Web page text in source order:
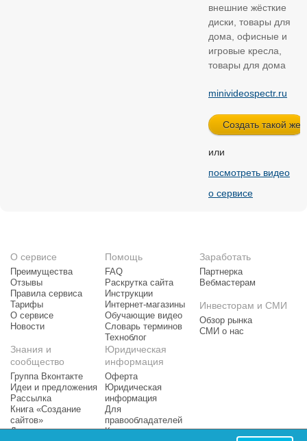
внешние жёсткие
диски, товары для
дома, офисные и
игровые кресла,
товары для дома
minivideospectr.ru
или
посмотреть видео
о сервисе
О сервисе
Преимущества
Отзывы
Правила сервиса
Тарифы
О сервисе
Новости
Помощь
FAQ
Раскрутка сайта
Инструкции
Интернет-магазины
Обучающие видео
Словарь терминов
Техноблог
Заработать
Партнерка
Вебмастерам
Инвесторам и СМИ
Обзор рынка
СМИ о нас
Знания и
сообщество
Группа Вконтакте
Идеи и предложения
Рассылка
Книга «Создание
сайтов»
Доска почета
Юридическая
информация
Оферта
Юридическая
информация
Для
правообладателей
Контактная